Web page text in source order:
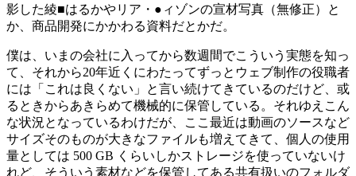
影した綾■はるかやリア・●ィゾンの宣材写真（無修正）と
か、商品開発にかかわる資料だとかだ。
僕は、いまの会社に入ってから数週間でこういう実態を知っ
て、それから20年近くにわたってずっとウェブ制作の役職者
には「これは良くない」と言い続けてきているのだけど、或
るときからあきらめて機械的に保管している。それゆえこん
な状況となっているわけだが、ここ最近は動画のソースなど
サイズそのものが大きなファイルも増えてきて、個人の使用
量としては 500 GB くらいしかストレージを使っていないけ
れど、そういう素材などを保管してある共有扱いのフォルダ